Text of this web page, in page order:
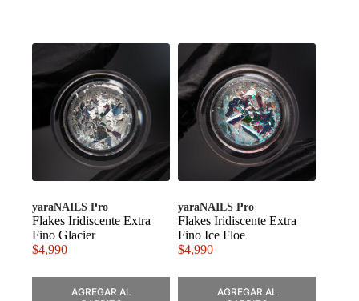
yaraNAILS Pro
Flakes Iridiscente Extra
Fino Glacier
$4,990
AGREGAR AL
yaraNAILS Pro
Flakes Iridiscente Extra
Fino Ice Floe
$4,990
AGREGAR AL